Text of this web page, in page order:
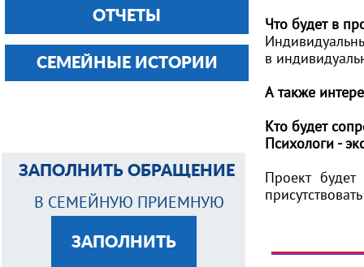
ЗАПОЛНИТЬ
ЗАПОЛНИТЬ ОБРАЩЕНИЕ
В СЕМЕЙНУЮ ПРИЕМНУЮ
Что будет в
в
А также
Кто будет
Психологи -
Проект
ОТЧЕТЫ
СЕМЕЙНЫЕ ИСТОРИИ